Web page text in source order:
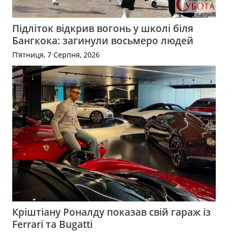
Підліток відкрив вогонь у школі біля
Бангкока: загинули восьмеро людей
П’ятниця, 7 Серпня, 2026
Кріштіану Роналду показав свій гараж із
Ferrari та Bugatti